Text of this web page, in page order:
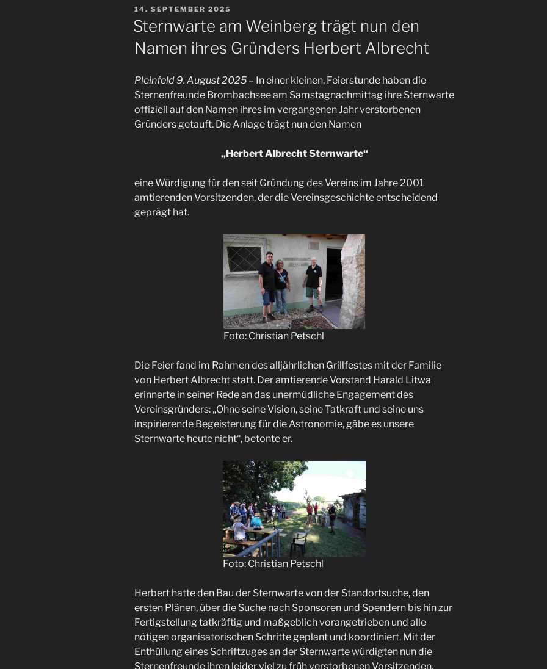
VERÖFFENTLICHT
AM
14. SEPTEMBER 2025
Sternwarte am Weinberg trägt nun den
Namen ihres Gründers Herbert Albrecht
Pleinfeld 9. August 2025 – In einer kleinen, Feierstunde haben die
Sternenfreunde Brombachsee am Samstagnachmittag ihre Sternwarte
offiziell auf den Namen ihres im vergangenen Jahr verstorbenen
Gründers getauft. Die Anlage trägt nun den Namen
„Herbert Albrecht Sternwarte“
eine Würdigung für den seit Gründung des Vereins im Jahre 2001
amtierenden Vorsitzenden, der die Vereinsgeschichte entscheidend
geprägt hat.
Foto: Christian Petschl
Die Feier fand im Rahmen des alljährlichen Grillfestes mit der Familie
von Herbert Albrecht statt. Der amtierende Vorstand Harald Litwa
erinnerte in seiner Rede an das unermüdliche Engagement des
Vereinsgründers: „Ohne seine Vision, seine Tatkraft und seine uns
inspirierende Begeisterung für die Astronomie, gäbe es unsere
Sternwarte heute nicht“, betonte er.
Foto: Christian Petschl
Herbert hatte den Bau der Sternwarte von der Standortsuche, den
ersten Plänen, über die Suche nach Sponsoren und Spendern bis hin zur
Fertigstellung tatkräftig und maßgeblich vorangetrieben und alle
nötigen organisatorischen Schritte geplant und koordiniert. Mit der
Enthüllung eines Schriftzuges an der Sternwarte würdigten nun die
Sternenfreunde ihren leider viel zu früh verstorbenen Vorsitzenden.